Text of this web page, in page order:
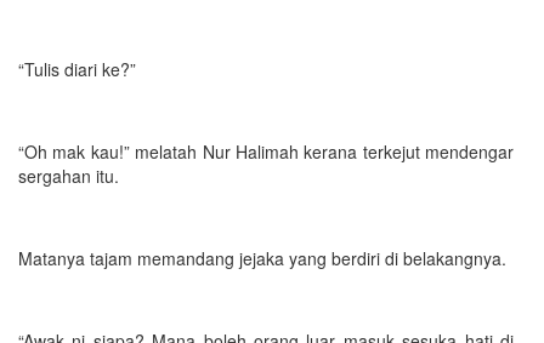
“Tulis diari ke?”
“Oh mak kau!” melatah Nur Halimah kerana terkejut mendengar
sergahan itu.
Matanya tajam memandang jejaka yang berdiri di belakangnya.